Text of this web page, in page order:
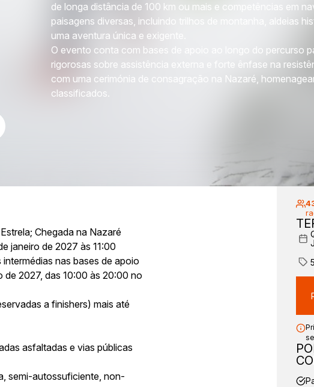
de longa distância de 100 km ou mais e competências em
paisagens diversas, incluindo trilhos de montanha, aldeias
uma aventura única e exigente.
O evento conta com bases de apoio ao longo do percurso
rigorosas sobre assistência externa e forte ênfase na
com uma cerimónia de consagração na Nazaré,
classificados.
Chegada na Nazaré
janeiro de 2027 às 11:00
nas bases de apoio
de 2027, das 10:00 às 20:00 no
a finishers) mais até
asfaltadas e vias públicas
semi-autossuficiente, non-